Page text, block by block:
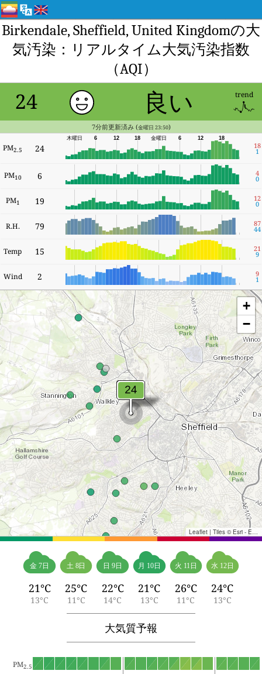
Birkendale, Sheffield, United Kingdomの大
気汚染：リアルタイム大気汚染指数
（AQI）
24 良い trend
7分前更新済み (金曜日 23:50)
PM2.5 24
18
12
6
金曜日
18
12
6
木曜日
18
1
PM10 6 4
0
PM1 19 12
0
R.H. 79 87
44
Temp 15 21
9
Wind 2 9
1
+
−
Leaflet | Tiles © Esri - Esri, DeLorme, NAVTEQ, TomTom, Intermap, iPC, USGS, FAO, NPS, NRCAN, GeoBase, Kadaster NL, Ordnance Survey, Esri Japan, METI, Esri China (Hong Kong), and the GIS User Community
金 7日
21°C
13°C
土 8日
25°C
11°C
日 9日
22°C
14°C
月 10日
21°C
13°C
火 11日
26°C
11°C
水 12日
24°C
13°C
大気質予報
PM2.5